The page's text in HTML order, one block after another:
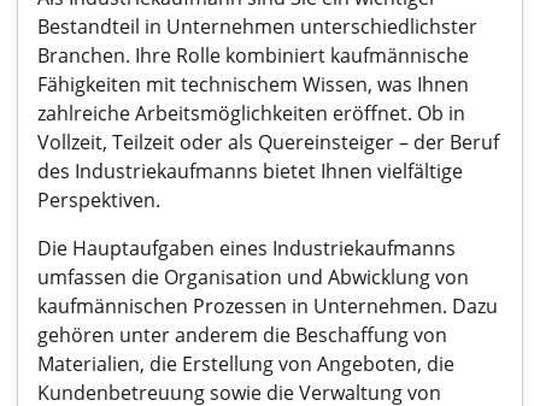
Bestandteil in Unternehmen unterschiedlichster
Branchen. Ihre Rolle kombiniert kaufmännische
Fähigkeiten mit technischem Wissen, was Ihnen
zahlreiche Arbeitsmöglichkeiten eröffnet. Ob in
Vollzeit, Teilzeit oder als Quereinsteiger – der Beruf
des Industriekaufmanns bietet Ihnen vielfältige
Perspektiven.
Die Hauptaufgaben eines Industriekaufmanns
umfassen die Organisation und Abwicklung von
kaufmännischen Prozessen in Unternehmen. Dazu
gehören unter anderem die Beschaffung von
Materialien, die Erstellung von Angeboten, die
Kundenbetreuung sowie die Verwaltung von